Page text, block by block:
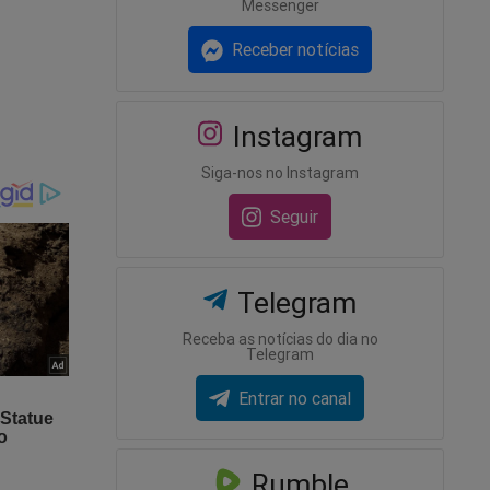
2022.
das
o Dr.
Messenger
Receber notícias
Instagram
Siga-nos no Instagram
Seguir
Telegram
Receba as notícias do dia no
Telegram
Entrar no canal